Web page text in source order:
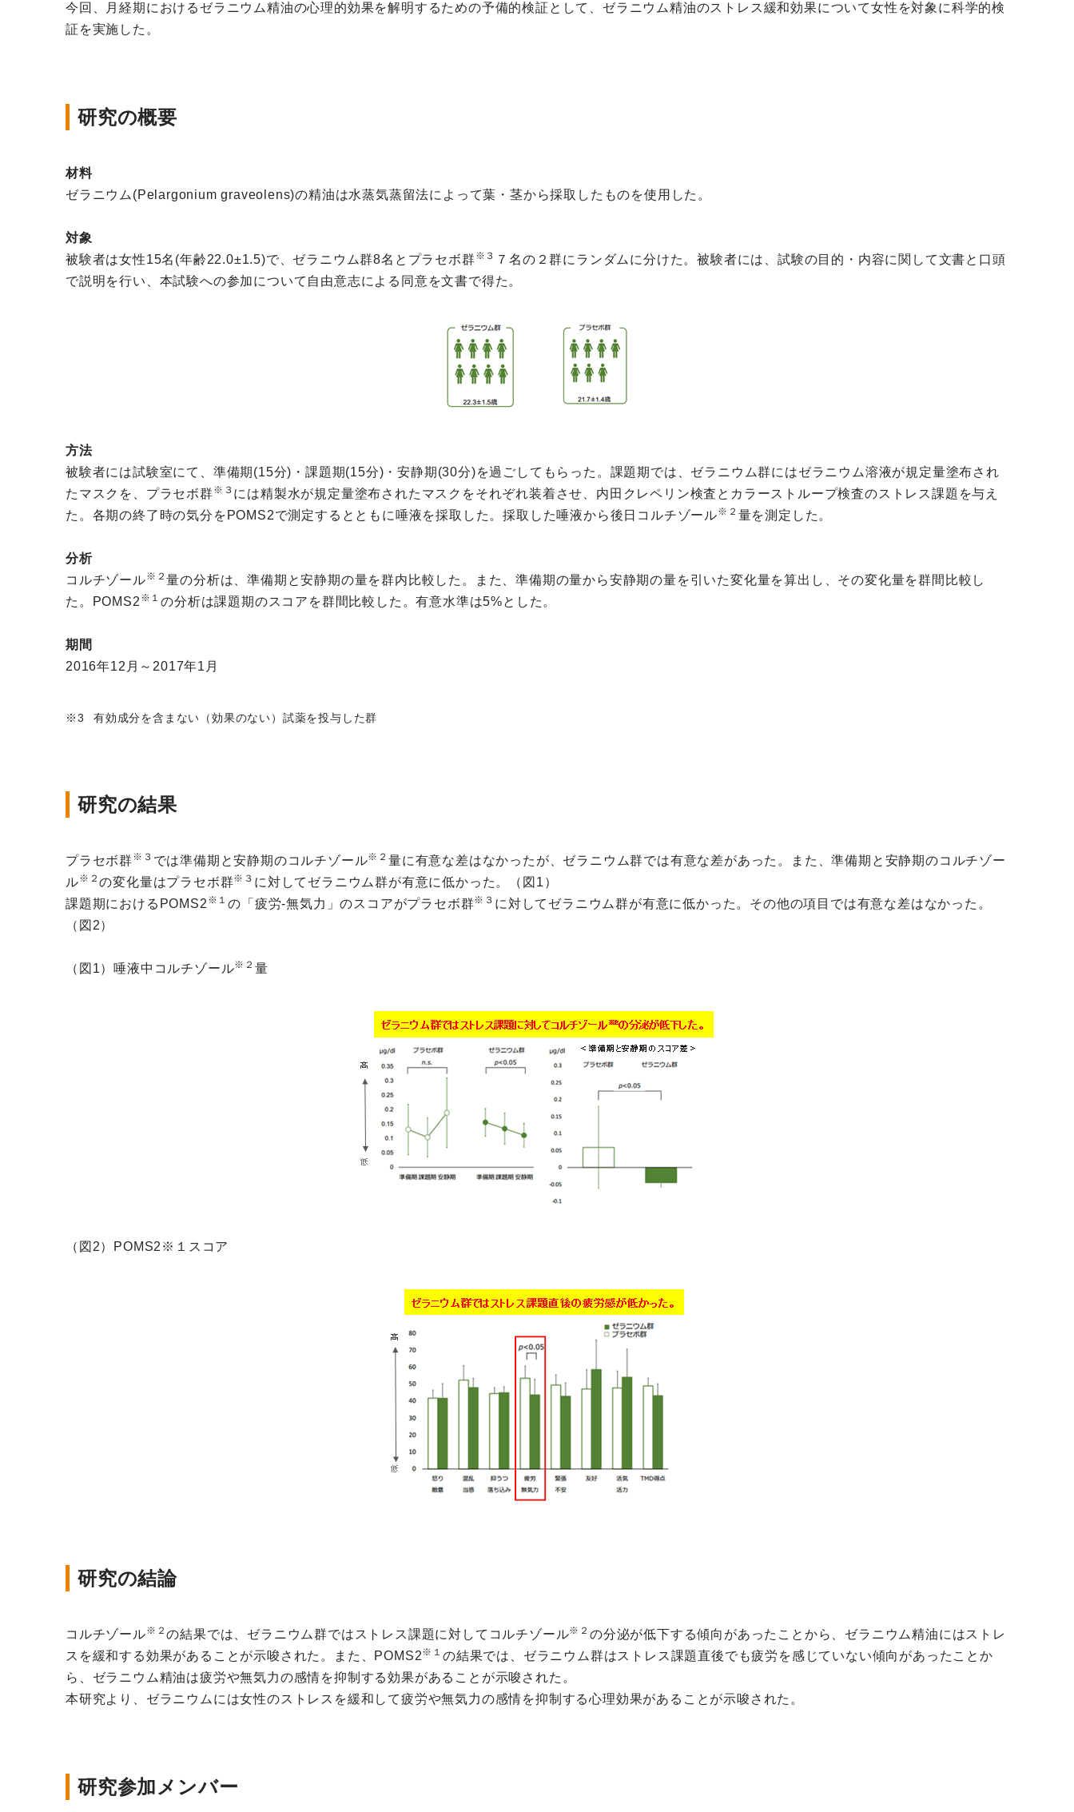
今回、月経期におけるゼラニウム精油の心理的効果を解明するための予備的検証として、ゼラニウム精油のストレス緩和効果について女性を対象に科学的検
証を実施した。
研究の概要
材料
ゼラニウム(Pelargonium graveolens)の精油は水蒸気蒸留法によって葉・茎から採取したものを使用した。
対象
被験者は女性15名(年齢22.0±1.5)で、ゼラニウム群8名とプラセボ群※３ ７名の２群にランダムに分けた。被験者には、試験の目的・内容に関して文書と口頭
で説明を行い、本試験への参加について自由意志による同意を文書で得た。
方法
被験者には試験室にて、準備期(15分)・課題期(15分)・安静期(30分)を過ごしてもらった。課題期では、ゼラニウム群にはゼラニウム溶液が規定量塗布され
たマスクを、プラセボ群※３ には精製水が規定量塗布されたマスクをそれぞれ装着させ、内田クレペリン検査とカラーストループ検査のストレス課題を与え
た。各期の終了時の気分をPOMS2で測定するとともに唾液を採取した。採取した唾液から後日コルチゾール※２ 量を測定した。
分析
コルチゾール※２量の分析は、準備期と安静期の量を群内比較した。また、準備期の量から安静期の量を引いた変化量を算出し、その変化量を群間比較し
た。POMS2 ※１ の分析は課題期のスコアを群間比較した。有意水準は5%とした。
期間
2016年12月～2017年1月
有効成分を含まない（効果のない）試薬を投与した群
研究の結果
プラセボ群※３ では準備期と安静期のコルチゾール※２量に有意な差はなかったが、ゼラニウム群では有意な差があった。また、準備期と安静期のコルチゾー
ル※２ の変化量はプラセボ群※３ に対してゼラニウム群が有意に低かった。（図1）
課題期におけるPOMS2 ※１ の「疲労-無気力」のスコアがプラセボ群※３ に対してゼラニウム群が有意に低かった。その他の項目では有意な差はなかった。
（図2）
（図 1）唾液中コルチゾール※２量
（図2）POMS2※１スコア
研究の結論
コルチゾール※２ の結果では、ゼラニウム群ではストレス課題に対してコルチゾール※２ の分泌が低下する傾向があったことから、ゼラニウム精油にはストレ
スを緩和する効果があることが示唆された。また、POMS2※１ の結果では、ゼラニウム群はストレス課題直後でも疲労を感じていない傾向があったことか
ら、ゼラニウム精油は疲労や無気力の感情を抑制する効果があることが示唆された。
本研究より、ゼラニウムには女性のストレスを緩和して疲労や無気力の感情を抑制する心理効果があることが示唆された。
研究参加メンバー